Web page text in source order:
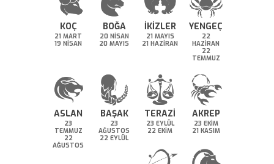
KOÇ
21 MART
19 NİSAN
BOĞA
20 NİSAN
20 MAYIS
İKİZLER
21 MAYIS
21 HAZİRAN
YENGEÇ
22
HAZİRAN
22
TEMMUZ
ASLAN
23
TEMMUZ
22
AĞUSTOS
BAŞAK
23
AĞUSTOS
22 EYLÜL
TERAZİ
23 EYLÜL
22 EKİM
AKREP
23 EKİM
21 KASIM